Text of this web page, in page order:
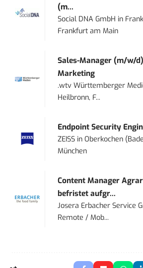
(m...
Social DNA GmbH in
Frankfurt am Main
Sales-Manager (m/w/
Marketing
.wtv Württemberger
Heilbronn, F...
Endpoint Security
ZEISS inOberkochen
München
Content Manager
befristet aufgr...
Josera Erbacher Service
Remote / Mob...